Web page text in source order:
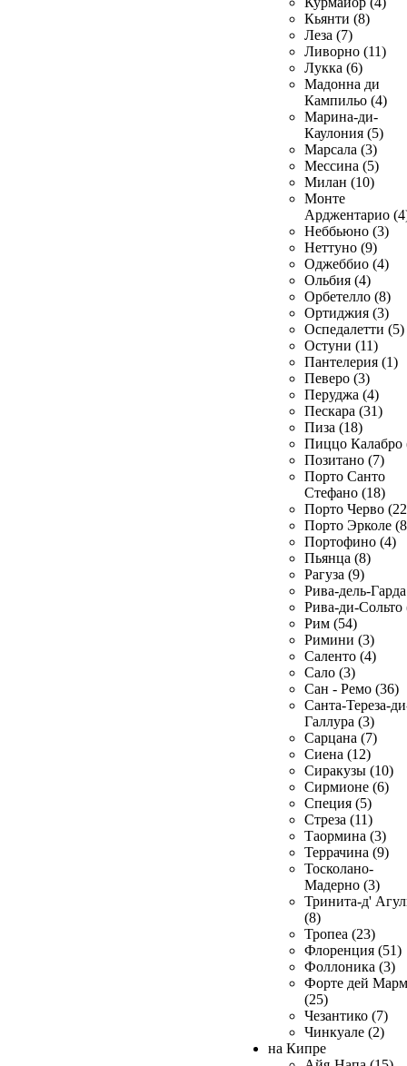
Кьянти (8)
Леза (7)
Ливорно (11)
Лукка (6)
Мадонна ди
Кампильо (4)
Марина-ди-
Каулония (5)
Марсала (3)
Мессина (5)
Милан (10)
Монте
Арджентарио
Неббьюно (3)
Неттуно (9)
Оджеббио (4)
Ольбия (4)
Орбетелло (8)
Ортиджия (3)
Оспедалетти (5)
Остуни (11)
Пантелерия (1)
Певеро (3)
Перуджа (4)
Пескара (31)
Пиза (18)
Пиццо Калабро
Позитано (7)
Порто Санто
Стефано (18)
Порто Черво
Порто Эрколе
Портофино (4)
Пьянца (8)
Рагуза (9)
Рива-дель-
Рива-ди-Сольто
Рим (54)
Римини (3)
Саленто (4)
Сало (3)
Сан - Ремо (36)
Санта-Тереза-
Галлура (3)
Сарцана (7)
Сиена (12)
Сиракузы (10)
Сирмионе (6)
Специя (5)
Стреза (11)
Таормина (3)
Террачина (9)
Тосколано-
Мадерно (3)
Тринита-д'
(8)
Тропеа (23)
Флоренция (51)
Фоллоника (3)
Форте дей
(25)
Чезантико (7)
Чинкуале (2)
на Кипре